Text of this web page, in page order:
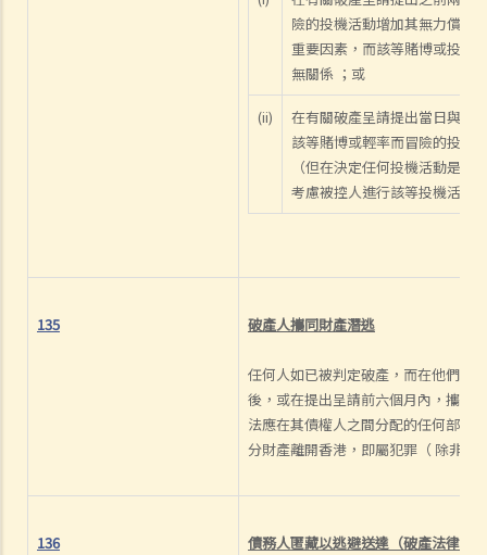
險的投機活動增加其無力償債
重要因素，而該等賭博或投機
無關係 ；或
(ii)
在有關破產呈請提出當日與破
該等賭博或輕率而冒險的投機
（但在決定任何投機活動是
考慮被控人進行該等投機活動
135 破產人攜同財產潛逃
任何人如已被判定破產，而在他們提
後，或在提出呈請前六個月內，攜同
法應在其債權人之間分配的任何部分
分財產離開香港，即屬犯罪（ 除非
136 債務人匿藏以逃避送達（破產法律程